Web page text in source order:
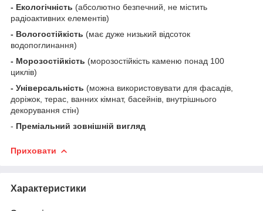
- Екологічність (абсолютно безпечний, не містить
радіоактивних елементів)
- Вологостійкість (має дуже низький відсоток
водопоглинання)
- Морозостійкість (морозостійкість каменю понад 100
циклів)
- Універсальність (можна використовувати для фасадів,
доріжок, терас, ванних кімнат, басейнів, внутрішнього
декорування стін)
- Преміальний зовнішній вигляд
Приховати
Характеристики